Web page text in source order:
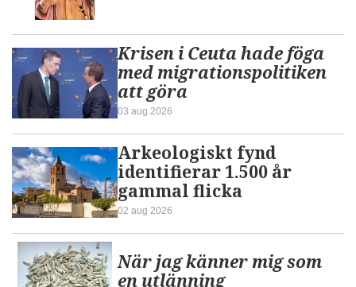
Krisen i Ceuta hade föga
med migrationspolitiken
att göra
03 aug 2026
Arkeologiskt fynd
identifierar 1.500 år
gammal flicka
02 aug 2026
När jag känner mig som
en utlänning